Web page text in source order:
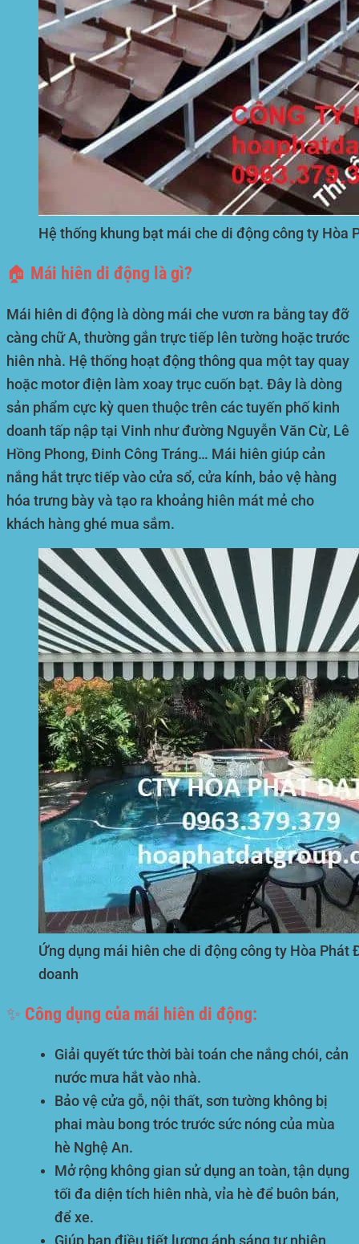
Hệ thống khung bạt mái che di động công ty Hòa
🏠 Mái hiên di động là gì?
Mái hiên di động là dòng mái che vươn ra bằng tay đỡ
càng chữ A, thường gắn trực tiếp lên tường hoặc trước
hiên nhà. Hệ thống hoạt động thông qua một tay quay
hoặc motor điện làm xoay trục cuốn bạt. Đây là dòng
sản phẩm cực kỳ quen thuộc trên các tuyến phố kinh
doanh tấp nập tại Vinh như đường Nguyễn Văn Cừ, Lê
Hồng Phong, Đinh Công Tráng… Mái hiên giúp cản
nắng hắt trực tiếp vào cửa sổ, cửa kính, bảo vệ hàng
hóa trưng bày và tạo ra khoảng hiên mát mẻ cho
khách hàng ghé mua sắm.
Ứng dụng mái hiên che di động công ty Hòa Phát
doanh
✨ Công dụng của mái hiên di động:
Giải quyết tức thời bài toán che nắng chói, cản
nước mưa hắt vào nhà.
Bảo vệ cửa gỗ, nội thất, sơn tường không bị
phai màu bong tróc trước sức nóng của mùa
hè Nghệ An.
Mở rộng không gian sử dụng an toàn, tận dụng
tối đa diện tích hiên nhà, vỉa hè để buôn bán,
để xe.
Giúp bạn điều tiết lượng ánh sáng tự nhiên